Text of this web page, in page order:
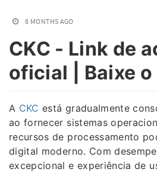
8 MONTHS AGO
CKC - Link de
oficial | Baixe o
A CKC está gradualmente
ao fornecer sistemas
recursos de processamento
digital moderno. Com
excepcional e experiência de